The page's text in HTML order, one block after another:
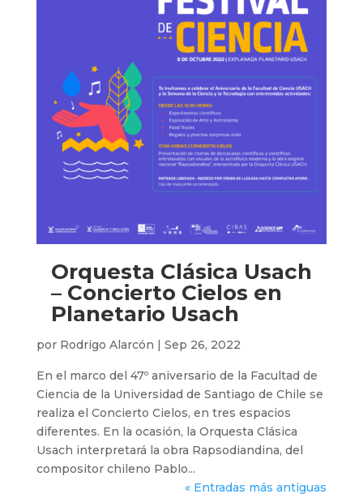
Orquesta Clásica Usach
– Concierto Cielos en
Planetario Usach
por Rodrigo Alarcón Sep 26, 2022
En el marco del 47º aniversario de la Facultad de
Ciencia de la Universidad de Santiago de Chile se
realiza el Concierto Cielos, en tres espacios
diferentes. En la ocasión, la Orquesta Clásica
Usach interpretará la obra Rapsodiandina, del
compositor chileno Pablo...
« Entradas más antiguas